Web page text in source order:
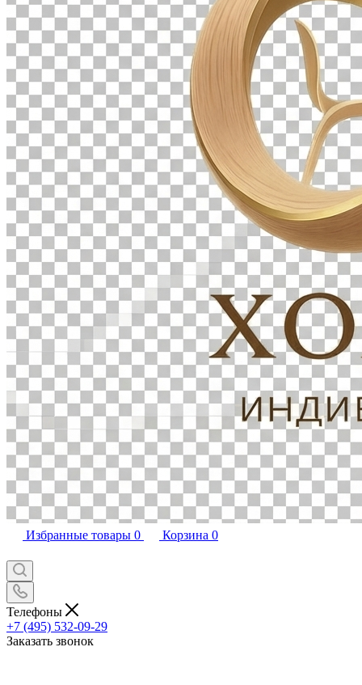
Избранные товары 0 Корзина 0
Телефоны
+7 (495) 532-09-29
Заказать звонок